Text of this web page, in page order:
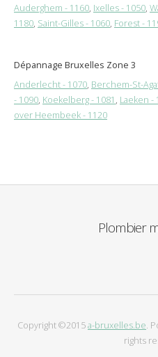
Auderghem - 1160, Ixelles - 1050,
1180, Saint-Gilles - 1060, Forest -
Dépannage Bruxelles Zone 3
Anderlecht - 1070, Berchem-St-
- 1090, Koekelberg - 1081 , Laeken -
over Heembeek - 1120
Plombier
Copyright ©2015a-bruxelles.be .
rights